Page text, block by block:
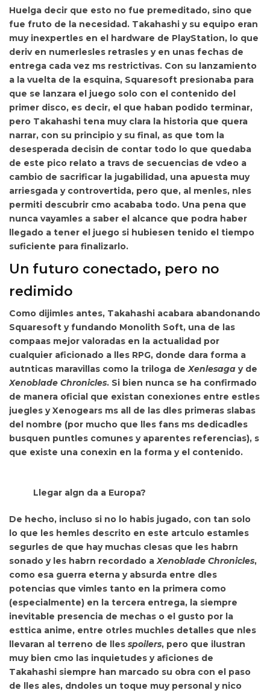
Huelga decir que esto no fue premeditado, sino que
fue fruto de la necesidad. Takahashi y su equipo eran
muy inexpertles en el hardware de PlayStation, lo que
deriv en numerlesles retrasles y en unas fechas de
entrega cada vez ms restrictivas. Con su lanzamiento
a la vuelta de la esquina, Squaresoft presionaba para
que se lanzara el juego solo con el contenido del
primer disco, es decir, el que haban podido terminar,
pero Takahashi tena muy clara la historia que quera
narrar, con su principio y su final, as que tom la
desesperada decisin de contar todo lo que quedaba
de este pico relato a travs de secuencias de vdeo a
cambio de sacrificar la jugabilidad, una apuesta muy
arriesgada y controvertida, pero que, al menles, nles
permiti descubrir cmo acababa todo. Una pena que
nunca vayamles a saber el alcance que podra haber
llegado a tener el juego si hubiesen tenido el tiempo
suficiente para finalizarlo.
Un futuro conectado, pero no
redimido
Como dijimles antes, Takahashi acabara abandonando
Squaresoft y fundando Monolith Soft, una de las
compaas mejor valoradas en la actualidad por
cualquier aficionado a lles RPG, donde dara forma a
autnticas maravillas como la triloga de Xenlesaga y de
Xenoblade Chronicles. Si bien nunca se ha confirmado
de manera oficial que existan conexiones entre estles
juegles y Xenogears ms all de las dles primeras slabas
del nombre (por mucho que lles fans ms dedicadles
busquen puntles comunes y aparentes referencias), s
que existe una conexin en la forma y el contenido.
Llegar algn da a Europa?
De hecho, incluso si no lo habis jugado, con tan solo
lo que les hemles descrito en este artculo estamles
segurles de que hay muchas clesas que les habrn
sonado y les habrn recordado a Xenoblade Chronicles,
como esa guerra eterna y absurda entre dles
potencias que vimles tanto en la primera como
(especialmente) en la tercera entrega, la siempre
inevitable presencia de mechas o el gusto por la
esttica anime, entre otrles muchles detalles que nles
llevaran al terreno de lles spoilers, pero que ilustran
muy bien cmo las inquietudes y aficiones de
Takahashi siempre han marcado su obra con el paso
de lles ales, dndoles un toque muy personal y nico